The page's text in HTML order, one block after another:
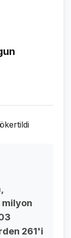
milyon
261'i